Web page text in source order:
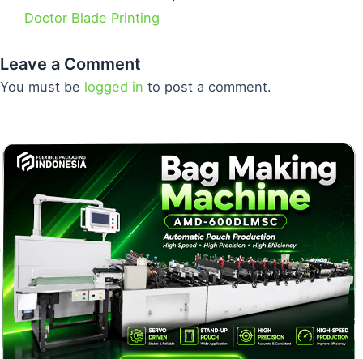
Doctor Blade Printing
Leave a Comment
You must be logged in to post a comment.